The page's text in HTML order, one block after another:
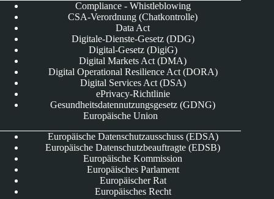
Compliance - Whistleblowing
CSA-Verordnung (Chatkontrolle)
Data Act
Digitale-Dienste-Gesetz (DDG)
Digital-Gesetz (DigiG)
Digital Markets Act (DMA)
Digital Operational Resilience Act (DORA)
Digital Services Act (DSA)
ePrivacy-Richtlinie
Gesundheitsdatennutzungsgesetz (GDNG)
Europäische Union
Europäische Datenschutzausschuss (EDSA)
Europäische Datenschutzbeauftragte (EDSB)
Europäische Kommission
Europäisches Parlament
Europäischer Rat
Europäisches Recht